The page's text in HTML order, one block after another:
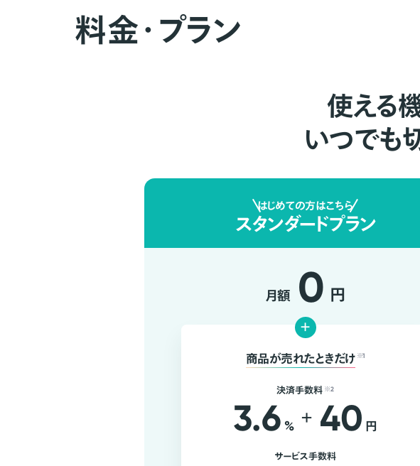
料金・プラン
使える
いつでも
はじめての方はこちら
スタンダードプラン
月額 0 円
+
商品が売れたときだけ ※1
決済手数料 ※2
3.6 % + 40 円
サービス手数料